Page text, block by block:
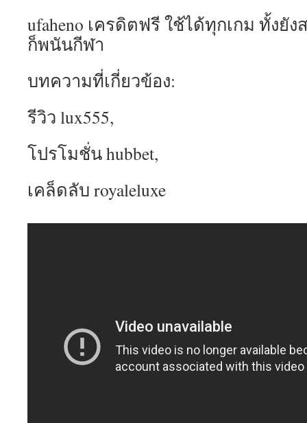
ufaheno เครดิตฟรี ใช้ได้ทุกเกม ทั้งยั
ก็พนันกีฬา
บทความที่เกี่ยวข้อง:
รีวิว lux555,
โปรโมชั่น hubbet,
เคล็ดลับ royaleluxe